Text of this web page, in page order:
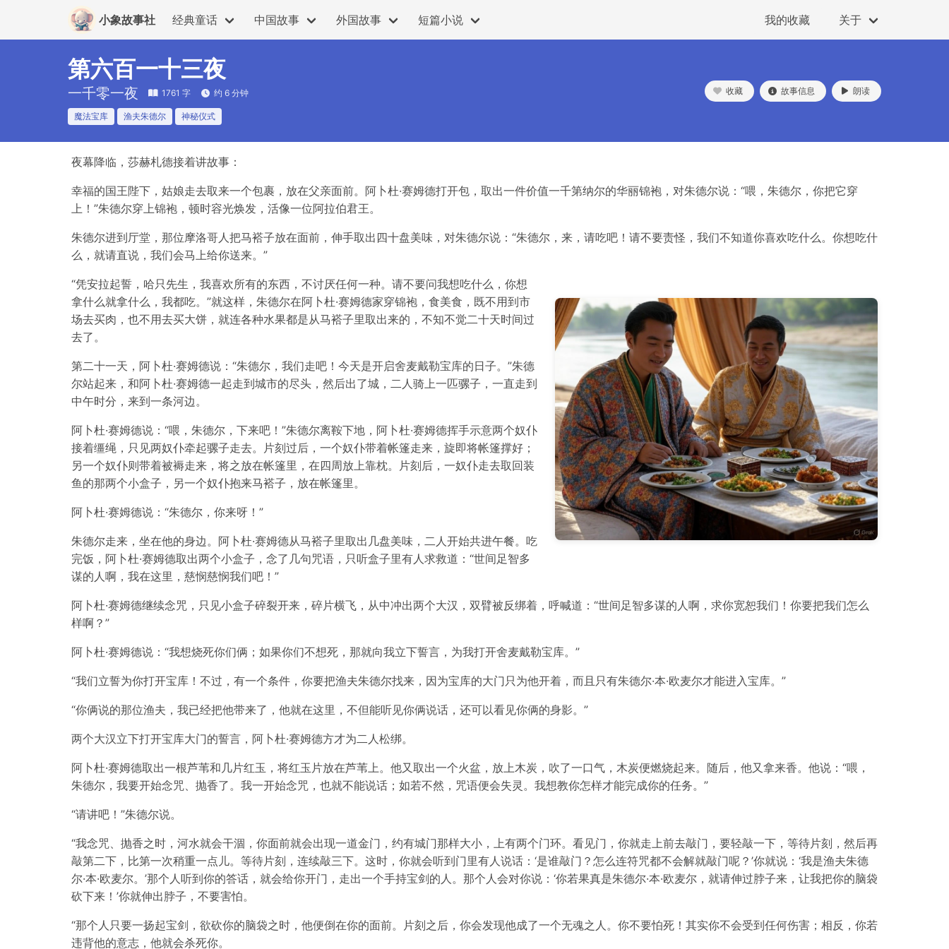
小象故事社 经典童话 中国故事 外国故事 短篇小说 我的收藏 关于
第六百一十三夜
一千零一夜 1761 字 约 6 分钟
魔法宝库 渔夫朱德尔 神秘仪式
收藏 故事信息 朗读
夜幕降临，莎赫札德接着讲故事：
幸福的国王陛下，姑娘走去取来一个包裹，放在父亲面前。阿卜杜·赛姆德打开包，取出一件价值一千第纳尔的华丽锦袍，对朱德尔说：“喂，朱德尔，你把它穿
上！”朱德尔穿上锦袍，顿时容光焕发，活像一位阿拉伯君王。
朱德尔进到厅堂，那位摩洛哥人把马褡子放在面前，伸手取出四十盘美味，对朱德尔说：“朱德尔，来，请吃吧！请不要责怪，我们不知道你喜欢吃什么。你想吃什
么，就请直说，我们会马上给你送来。”
“凭安拉起誓，哈只先生，我喜欢所有的东西，不讨厌任何一种。请不要问我想吃什么，你想
拿什么就拿什么，我都吃。”就这样，朱德尔在阿卜杜·赛姆德家穿锦袍，食美食，既不用到市
场去买肉，也不用去买大饼，就连各种水果都是从马褡子里取出来的，不知不觉二十天时间过
去了。
第二十一天，阿卜杜·赛姆德说：“朱德尔，我们走吧！今天是开启舍麦戴勒宝库的日子。”朱德
尔站起来，和阿卜杜·赛姆德一起走到城市的尽头，然后出了城，二人骑上一匹骡子，一直走到
中午时分，来到一条河边。
阿卜杜·赛姆德说：“喂，朱德尔，下来吧！”朱德尔离鞍下地，阿卜杜·赛姆德挥手示意两个奴仆
接着缰绳，只见两奴仆牵起骡子走去。片刻过后，一个奴仆带着帐篷走来，旋即将帐篷撑好；
另一个奴仆则带着被褥走来，将之放在帐篷里，在四周放上靠枕。片刻后，一奴仆走去取回装
鱼的那两个小盒子，另一个奴仆抱来马褡子，放在帐篷里。
阿卜杜·赛姆德说：“朱德尔，你来呀！”
朱德尔走来，坐在他的身边。阿卜杜·赛姆德从马褡子里取出几盘美味，二人开始共进午餐。吃
完饭，阿卜杜·赛姆德取出两个小盒子，念了几句咒语，只听盒子里有人求救道：“世间足智多
谋的人啊，我在这里，慈悯慈悯我们吧！”
阿卜杜·赛姆德继续念咒，只见小盒子碎裂开来，碎片横飞，从中冲出两个大汉，双臂被反绑着，呼喊道：“世间足智多谋的人啊，求你宽恕我们！你要把我们怎么
样啊？”
阿卜杜·赛姆德说：“我想烧死你们俩；如果你们不想死，那就向我立下誓言，为我打开舍麦戴勒宝库。”
“我们立誓为你打开宝库！不过，有一个条件，你要把渔夫朱德尔找来，因为宝库的大门只为他开着，而且只有朱德尔·本·欧麦尔才能进入宝库。”
“你俩说的那位渔夫，我已经把他带来了，他就在这里，不但能听见你俩说话，还可以看见你俩的身影。”
两个大汉立下打开宝库大门的誓言，阿卜杜·赛姆德方才为二人松绑。
阿卜杜·赛姆德取出一根芦苇和几片红玉，将红玉片放在芦苇上。他又取出一个火盆，放上木炭，吹了一口气，木炭便燃烧起来。随后，他又拿来香。他说：“喂，
朱德尔，我要开始念咒、抛香了。我一开始念咒，也就不能说话；如若不然，咒语便会失灵。我想教你怎样才能完成你的任务。”
“请讲吧！”朱德尔说。
“我念咒、抛香之时，河水就会干涸，你面前就会出现一道金门，约有城门那样大小，上有两个门环。看见门，你就走上前去敲门，要轻敲一下，等待片刻，然后再
敲第二下，比第一次稍重一点儿。等待片刻，连续敲三下。这时，你就会听到门里有人说话：‘是谁敲门？怎么连符咒都不会解就敲门呢？’你就说：‘我是渔夫朱德
尔·本·欧麦尔。’那个人听到你的答话，就会给你开门，走出一个手持宝剑的人。那个人会对你说：‘你若果真是朱德尔·本·欧麦尔，就请伸过脖子来，让我把你的脑袋
砍下来！’你就伸出脖子，不要害怕。
“那个人只要一扬起宝剑，欲砍你的脑袋之时，他便倒在你的面前。片刻之后，你会发现他成了一个无魂之人。你不要怕死！其实你不会受到任何伤害；相反，你若
违背他的意志，他就会杀死你。